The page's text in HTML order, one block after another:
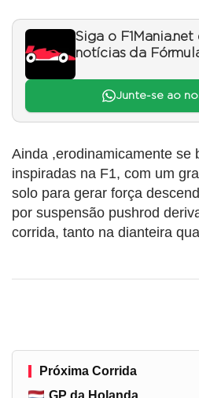
Siga o
notícias da
Junte-se ao
Ainda ,erodinamicamente se
inspiradas na F1, com um
solo para gerar força
por suspensão pushrod
corrida, tanto na dianteira
Próxima Corrida